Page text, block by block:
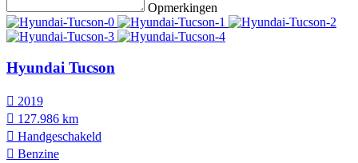
Opmerkingen
Hyundai Tucson
2019
127.986 km
Hand­geschakeld
Benzine